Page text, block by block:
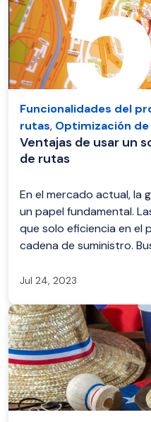
Funcionalidades del
rutas, Optimización
Ventajas de usar un
de rutas
En el mercado actual, la
un papel fundamental.
que solo eficiencia en el
cadena de suministro.
Jul 24, 2023